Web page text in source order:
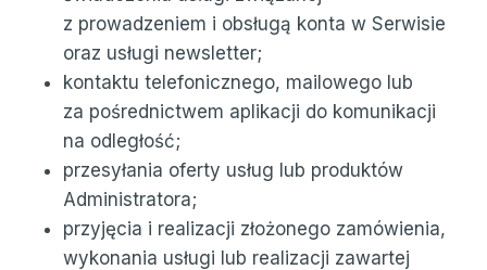
z prowadzeniem i obsługą konta w Serwisie
oraz usługi newsletter;
kontaktu telefonicznego, mailowego lub
za pośrednictwem aplikacji do komunikacji
na odległość;
przesyłania oferty usług lub produktów
Administratora;
przyjęcia i realizacji złożonego zamówienia,
wykonania usługi lub realizacji zawartej